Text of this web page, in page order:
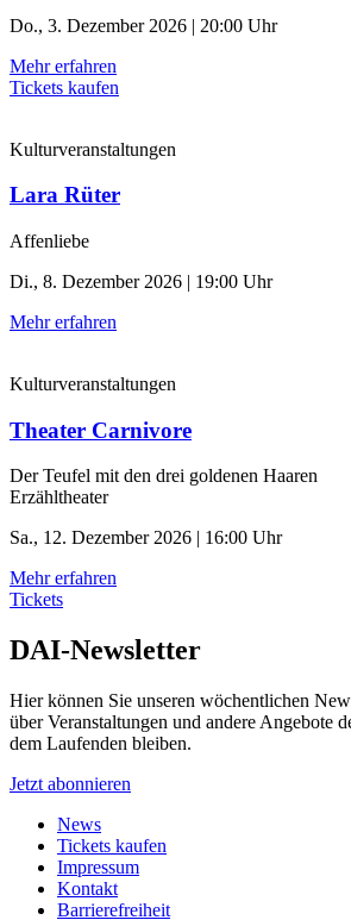
Do., 3. Dezember 2026 | 20:00 Uhr
Mehr erfahren
Tickets kaufen
Kulturveranstaltungen
Lara Rüter
Affenliebe
Di., 8. Dezember 2026 | 19:00 Uhr
Mehr erfahren
Kulturveranstaltungen
Theater Carnivore
Der Teufel mit den drei goldenen Haaren
Erzähltheater
Sa., 12. Dezember 2026 | 16:00 Uhr
Mehr erfahren
Tickets
DAI-Newsletter
Hier können Sie unseren wöchentlichen
über Veranstaltungen und andere Angebote
dem Laufenden bleiben.
Jetzt abonnieren
News
Tickets kaufen
Impressum
Kontakt
Barrierefreiheit